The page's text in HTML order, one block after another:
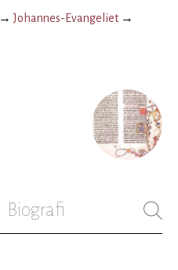
→Johannes-Evangeliet→
Biografi